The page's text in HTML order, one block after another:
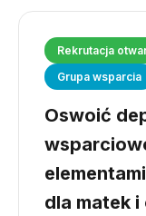
Rekrutacja
Grupa wsparcia
Oswoić
dla matek